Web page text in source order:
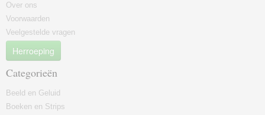
Over ons
Voorwaarden
Veelgestelde vragen
Herroeping
Categorieën
Beeld en Geluid
Boeken en Strips